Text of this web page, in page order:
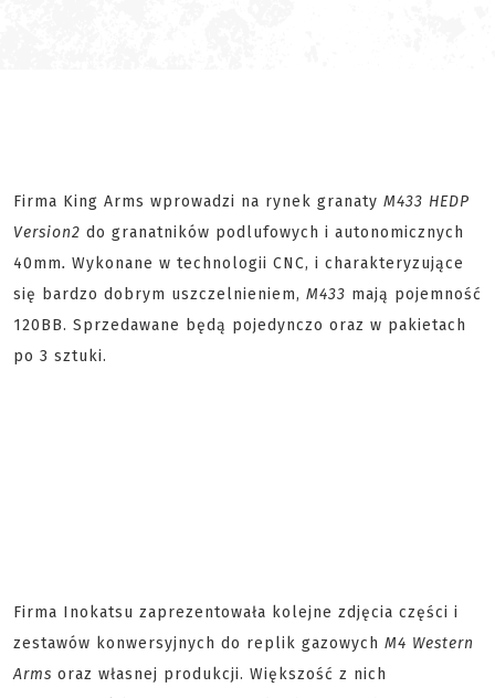
Firma King Arms wprowadzi na rynek granaty M433 HEDP
Version2 do granatników podlufowych i autonomicznych
40mm. Wykonane w technologii CNC, i charakteryzujące
się bardzo dobrym uszczelnieniem, M433 mają pojemność
120BB. Sprzedawane będą pojedynczo oraz w pakietach
po 3 sztuki.
Firma Inokatsu zaprezentowała kolejne zdjęcia części i
zestawów konwersyjnych do replik gazowych M4 Western
Arms oraz własnej produkcji. Większość z nich